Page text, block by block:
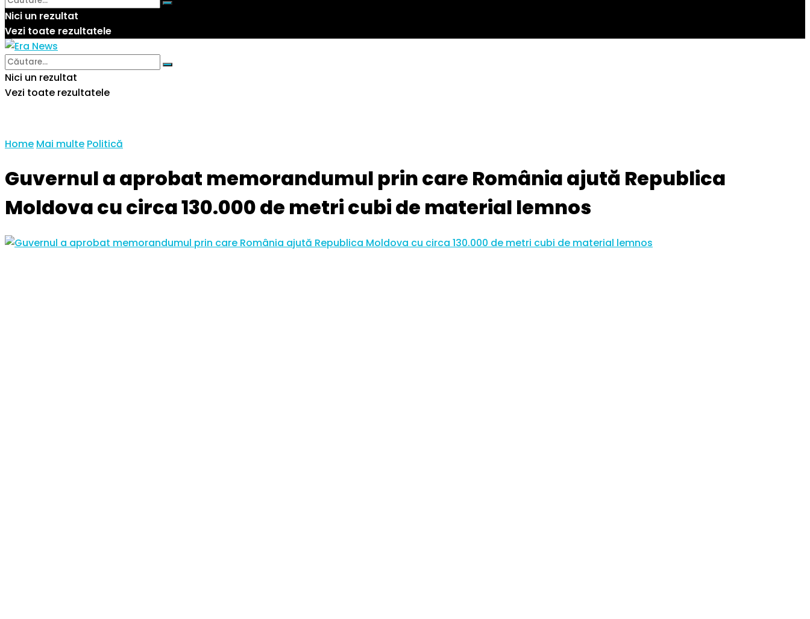
Nici un rezultat
Vezi toate rezultatele
Nici un rezultat
Vezi toate rezultatele
Home Mai multe Politică
Guvernul a aprobat memorandumul prin care România ajută Republica
Moldova cu circa 130.000 de metri cubi de material lemnos